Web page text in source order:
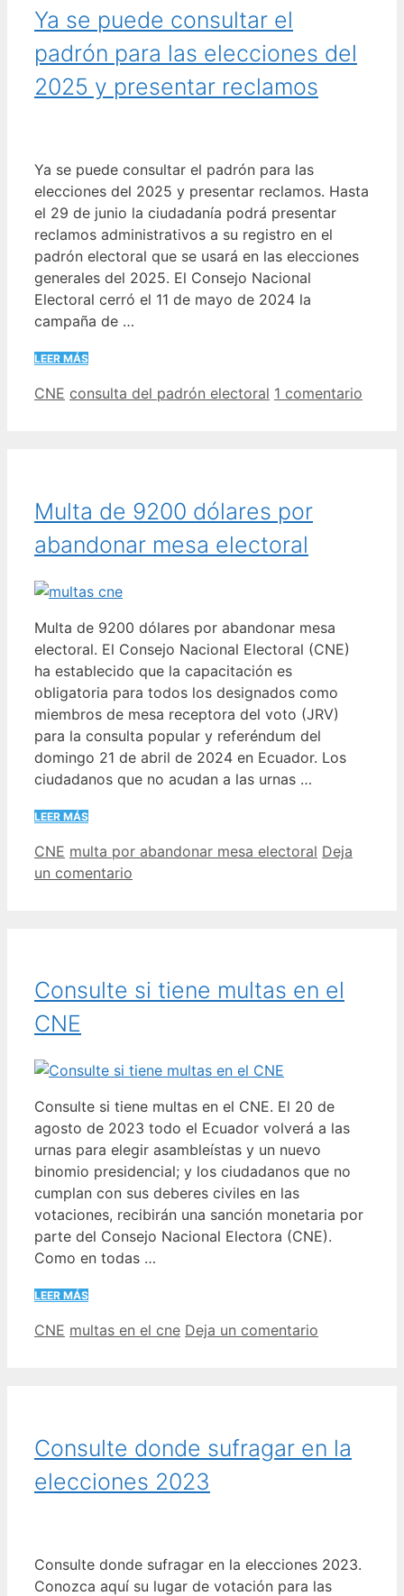
Ya se puede consultar el
padrón para las elecciones del
2025 y presentar reclamos
Ya se puede consultar el padrón para las
elecciones del 2025 y presentar reclamos. Hasta
el 29 de junio la ciudadanía podrá presentar
reclamos administrativos a su registro en el
padrón electoral que se usará en las elecciones
generales del 2025. El Consejo Nacional
Electoral cerró el 11 de mayo de 2024 la
campaña de …
LEER MÁS
Categorías
CNE Etiquetas
consulta del padrón electoral 1 comentario
Multa de 9200 dólares por
abandonar mesa electoral
Multa de 9200 dólares por abandonar mesa
electoral. El Consejo Nacional Electoral (CNE)
ha establecido que la capacitación es
obligatoria para todos los designados como
miembros de mesa receptora del voto (JRV)
para la consulta popular y referéndum del
domingo 21 de abril de 2024 en Ecuador. Los
ciudadanos que no acudan a las urnas …
LEER MÁS
Categorías
CNE Etiquetas
multa por abandonar mesa electoral Deja
un comentario
Consulte si tiene multas en el
CNE
Consulte si tiene multas en el CNE. El 20 de
agosto de 2023 todo el Ecuador volverá a las
urnas para elegir asambleístas y un nuevo
binomio presidencial; y los ciudadanos que no
cumplan con sus deberes civiles en las
votaciones, recibirán una sanción monetaria por
parte del Consejo Nacional Electora (CNE).
Como en todas …
LEER MÁS
Categorías
CNE Etiquetas
multas en el cne Deja un comentario
Consulte donde sufragar en la
elecciones 2023
Consulte donde sufragar en la elecciones 2023.
Conozca aquí su lugar de votación para las